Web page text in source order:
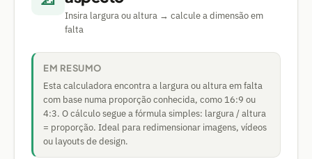
Insira largura ou altura → calcule a dimensão em
falta
EM RESUMO
Esta calculadora encontra a largura ou altura em falta
com base numa proporção conhecida, como 16:9 ou
4:3. O cálculo segue a fórmula simples: largura / altura
= proporção. Ideal para redimensionar imagens, vídeos
ou layouts de design.